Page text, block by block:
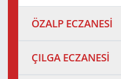
ÖZALP ECZANESİ
ÇILGA ECZANESİ